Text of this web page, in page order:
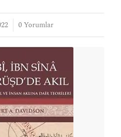
0 Yorumlar